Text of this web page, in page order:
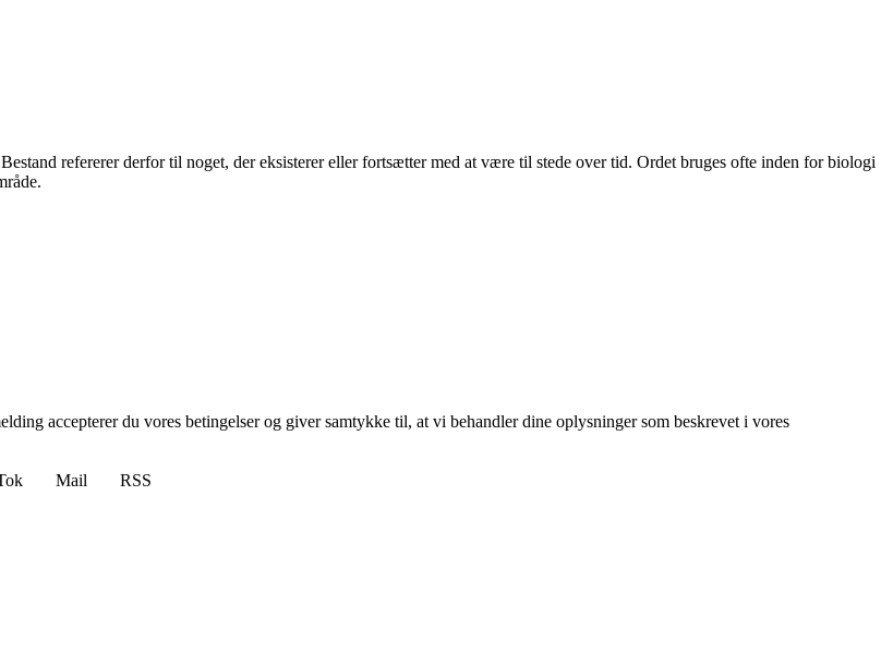
refererer derfor til noget, der eksisterer eller fortsætter med at være til stede over tid. Ordet bruges ofte inden for biologi
accepterer du vores betingelser og giver samtykke til, at vi behandler dine oplysninger som beskrevet i vores
Mail
RSS